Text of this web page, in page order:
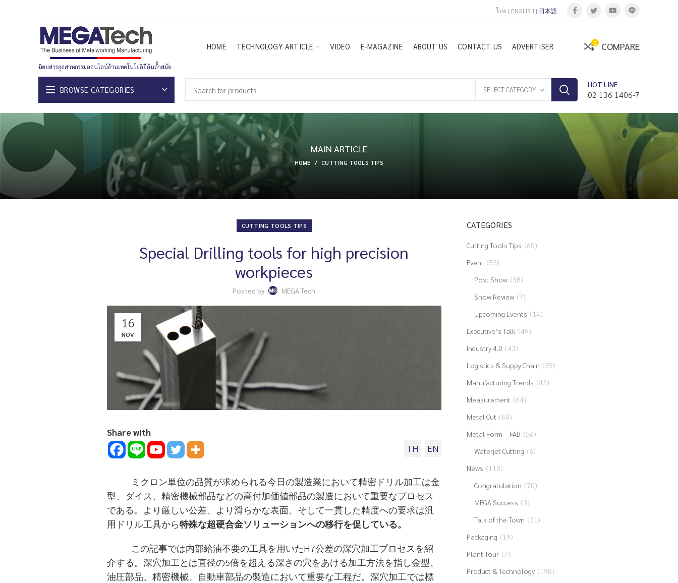
ไทย | ENGLISH | 日本語
นิตยสารอุตสาหกรรมออนไลน์ด้านเทคโนโยลียีอันล้ำสมัย
HOME TECHNOLOGY ARTICLE VIDEO E-MAGAZINE ABOUT US CONTACT US ADVERTISER 0 COMPARE
BROWSE CATEGORIES SELECT CATEGORY
HOT LINE
02 136 1406-7
MAIN ARTICLE
HOME CUTTING TOOLS TIPS
CUTTING TOOLS TIPS
Special Drilling tools for high precision
workpieces
Posted by MEGA Tech
16
NOV
Share with
TH
EN
ミクロン単位の品質が求められる今日の製造業において精密ドリル加工は金
型、ダイス、精密機械部品などの高付加価値部品の製造において重要なプロセス
である。より厳しい公差、より滑らかな表面、そして一貫した精度への要求は汎
用ドリル工具から特殊な超硬合金ソリューションへの移行を促している。
この記事では内部給油不要の工具を用いたH7公差の深穴加工プロセスを紹
介する。深穴加工とは直径の5倍を超える深さの穴をあける加工方法を指し金型、
油圧部品、精密機械、自動車部品の製造において重要な工程だ。深穴加工では標
CATEGORIES
Cutting Tools Tips (60)
Event (53)
Post Show (38)
Show Review (7)
Upcoming Events (14)
Executive’s Talk (49)
Industry 4.0 (43)
Logistics & Suppy Chain (39)
Manufacturing Trends (43)
Measurement (64)
Metal Cut (60)
Metal Form – FAB (56)
Waterjet Cutting (6)
News (110)
Congratulation (70)
MEGA Success (3)
Talk of the Town (31)
Packaging (19)
Plant Tour (7)
Product & Technology (198)